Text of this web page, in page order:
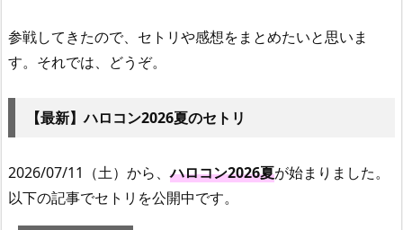
参戦してきたので、セトリや感想をまとめたいと思いま
す。それでは、どうぞ。
【最新】ハロコン2026夏のセトリ
2026/07/11（土）から、ハロコン2026夏が始まりました。
以下の記事でセトリを公開中です。